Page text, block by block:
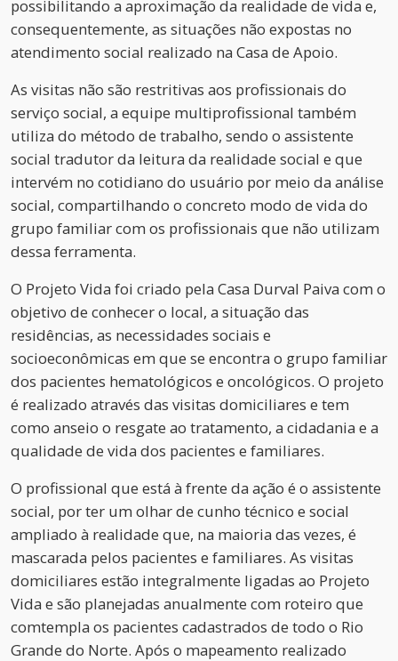
possibilitando a aproximação da realidade de vida e,
consequentemente, as situações não expostas no
atendimento social realizado na Casa de Apoio.
As visitas não são restritivas aos profissionais do
serviço social, a equipe multiprofissional também
utiliza do método de trabalho, sendo o assistente
social tradutor da leitura da realidade social e que
intervém no cotidiano do usuário por meio da análise
social, compartilhando o concreto modo de vida do
grupo familiar com os profissionais que não utilizam
dessa ferramenta.
O Projeto Vida foi criado pela Casa Durval Paiva com o
objetivo de conhecer o local, a situação das
residências, as necessidades sociais e
socioeconômicas em que se encontra o grupo familiar
dos pacientes hematológicos e oncológicos. O projeto
é realizado através das visitas domiciliares e tem
como anseio o resgate ao tratamento, a cidadania e a
qualidade de vida dos pacientes e familiares.
O profissional que está à frente da ação é o assistente
social, por ter um olhar de cunho técnico e social
ampliado à realidade que, na maioria das vezes, é
mascarada pelos pacientes e familiares. As visitas
domiciliares estão integralmente ligadas ao Projeto
Vida e são planejadas anualmente com roteiro que
comtempla os pacientes cadastrados de todo o Rio
Grande do Norte. Após o mapeamento realizado